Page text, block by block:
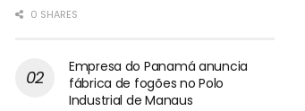
0 SHARES
Empresa do Panamá anuncia
fábrica de fogões no Polo
Industrial de Manaus